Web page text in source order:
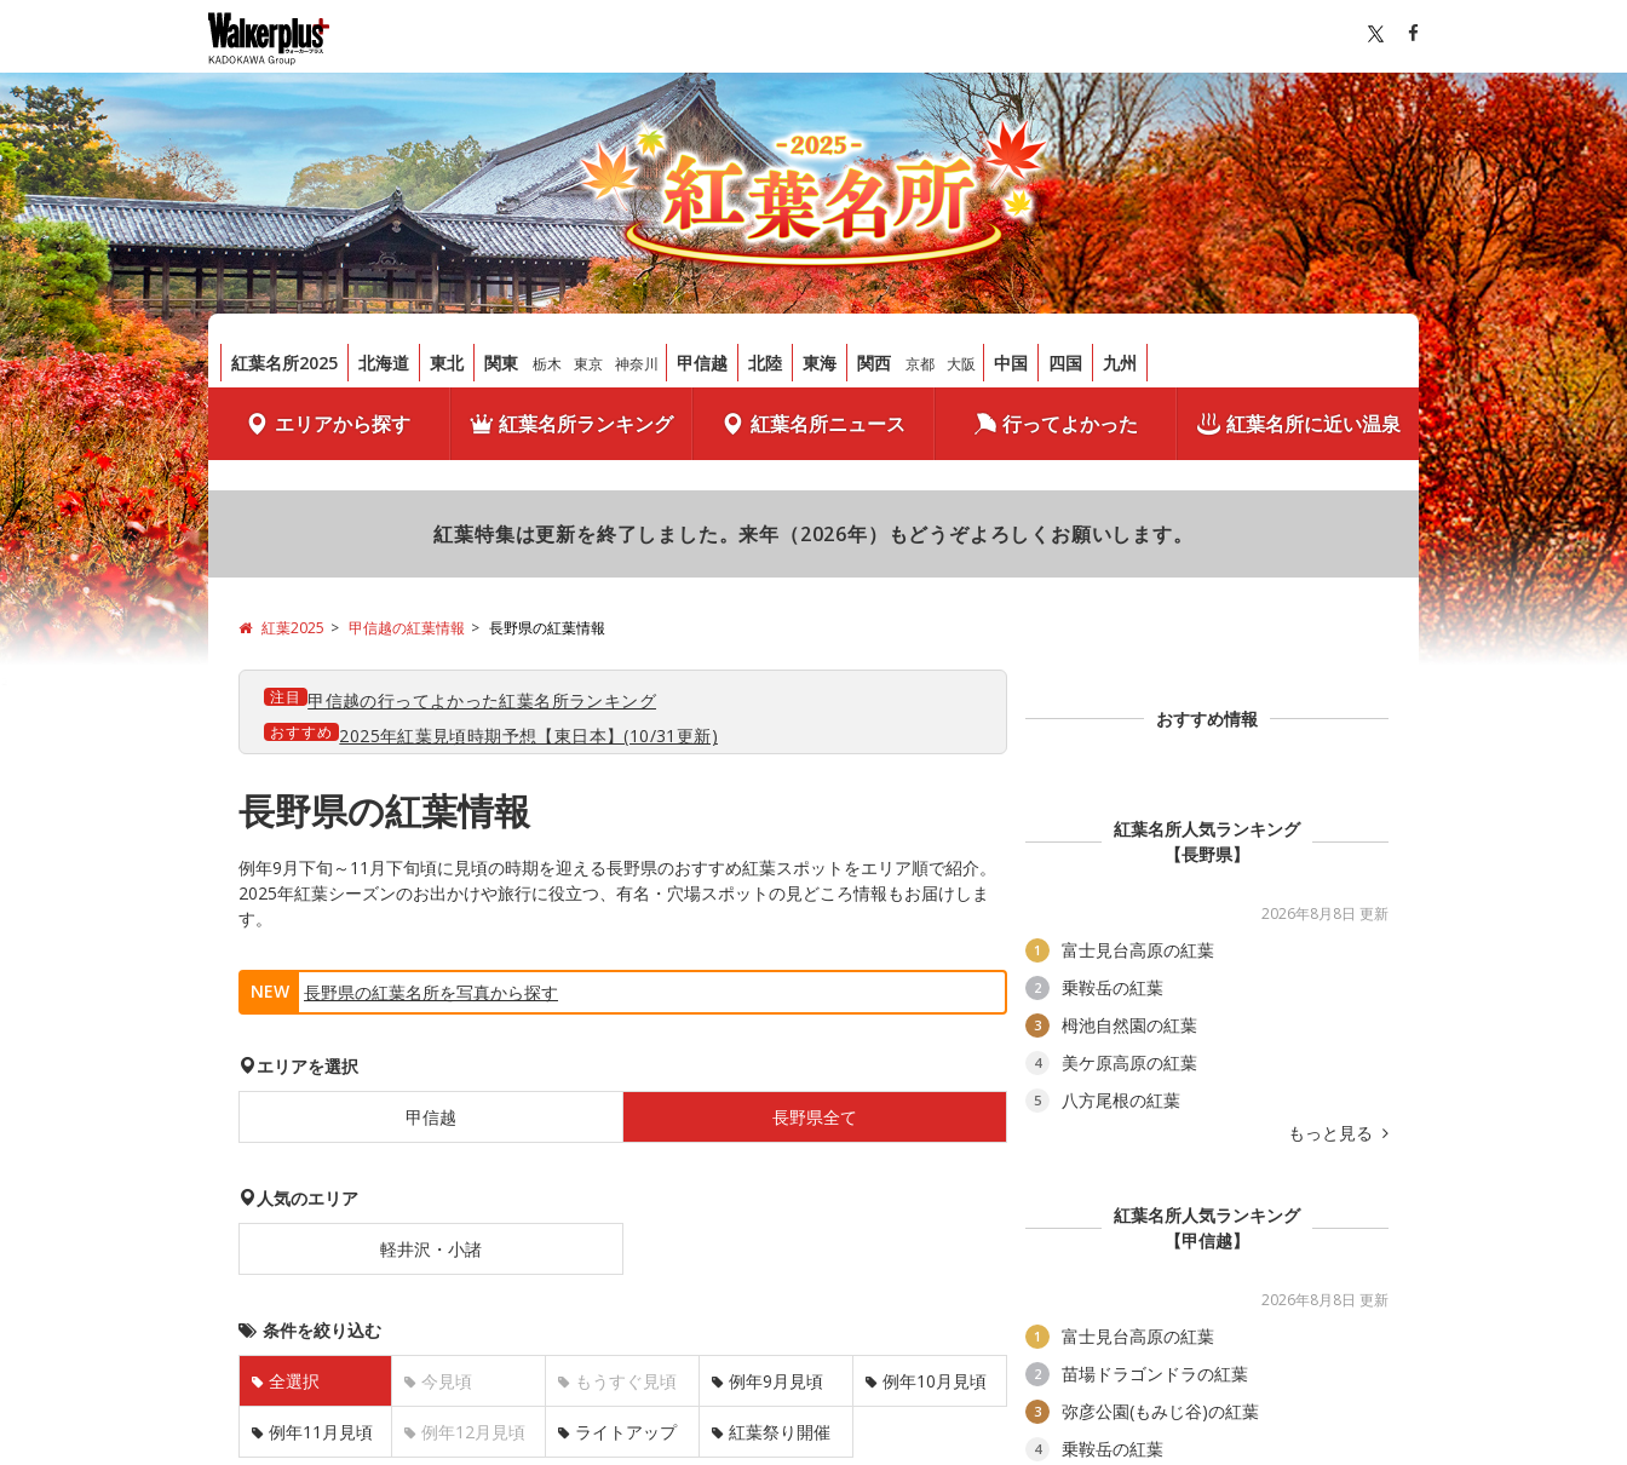
紅葉名所2025 北海道 東北 関東 栃木 東京 神奈川 甲信越 北陸 東海 関西 京都 大阪 中国 四国 九州
エリアから探す 紅葉名所ランキング 紅葉名所ニュース 行ってよかった 紅葉名所に近い温泉
紅葉特集は更新を終了しました。来年（2026年）もどうぞよろしくお願いします。
紅葉2025 甲信越の紅葉情報 長野県の紅葉情報
注目 甲信越の行ってよかった紅葉名所ランキング
おすすめ 2025年紅葉見頃時期予想【東日本】(10/31更新)
長野県の紅葉情報
例年9月下旬～11月下旬頃に見頃の時期を迎える長野県のおすすめ紅葉スポットをエリア順で紹介。
2025年紅葉シーズンのお出かけや旅行に役立つ、有名・穴場スポットの見どころ情報もお届けしま
す。
NEW 長野県の紅葉名所を写真から探す
エリアを選択
甲信越 長野県全て
人気のエリア
軽井沢・小諸
条件を絞り込む
全選択 今見頃 もうすぐ見頃 例年9月見頃 例年10月見頃
例年11月見頃 例年12月見頃 ライトアップ 紅葉祭り開催
おすすめ情報
紅葉名所人気ランキング
【長野県】
2026年8月8日 更新
1 富士見台高原の紅葉
2 乗鞍岳の紅葉
3 栂池自然園の紅葉
4 美ケ原高原の紅葉
5
八方尾根の紅葉
もっと見る
紅葉名所人気ランキング
【甲信越】
2026年8月8日 更新
1 富士見台高原の紅葉
2 苗場ドラゴンドラの紅葉
3 弥彦公園(もみじ谷)の紅葉
4 乗鞍岳の紅葉